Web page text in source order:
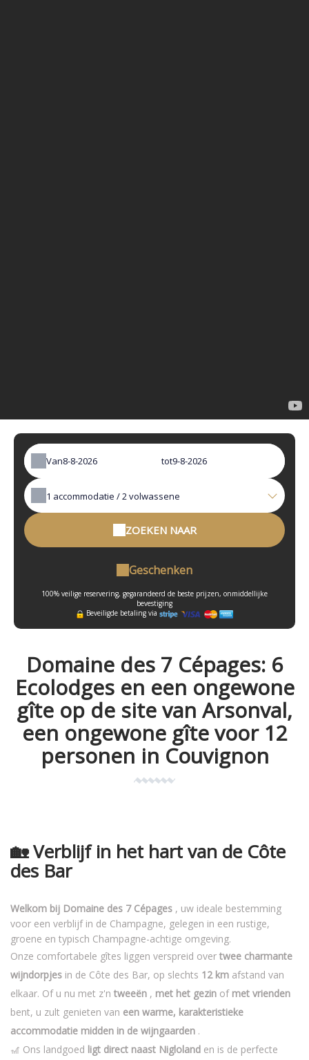
Van tot
1 accommodatie /2volwassene
ZOEKEN NAAR
Geschenken
100% veilige reservering, gegarandeerd de beste prijzen, onmiddellijke
bevestiging
Beveiligde betaling via
Domaine des 7 Cépages: 6
Ecolodges en een ongewone
gîte op de site van Arsonval,
een ongewone gîte voor 12
personen in Couvignon
🏡 Verblijf in het hart van de Côte
des Bar
Welkom bij Domaine des 7 Cépages , uw ideale bestemming
voor een verblijf in de Champagne, gelegen in een rustige,
groene en typisch Champagne-achtige omgeving.
Onze comfortabele gîtes liggen verspreid over twee charmante
wijndorpjes in de Côte des Bar, op slechts 12 km afstand van
elkaar. Of u nu met z'n tweeën , met het gezin of met vrienden
bent, u zult genieten van een warme, karakteristieke
accommodatie midden in de wijngaarden .
🎢 Ons landgoed ligt direct naast Nigloland en is de perfecte